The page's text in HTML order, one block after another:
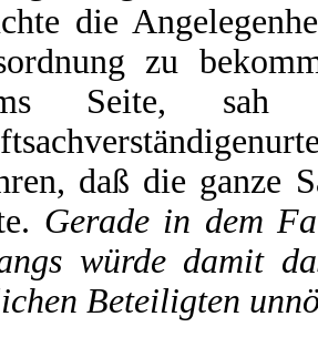
die
zu
Seite,
daß die ganze
Gerade in dem
würde damit
Beteiligten